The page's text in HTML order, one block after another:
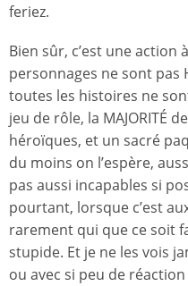
feriez.
Bien sûr, c’est une action
personnages ne sont pas
toutes les histoires ne
jeu de rôle, la MAJORITÉ
héroïques, et un sacré
du moins on l’espère,
pas aussi incapables si
pourtant, lorsque c’est
rarement qui que ce soit
stupide. Et je ne les vois
ou avec si peu de